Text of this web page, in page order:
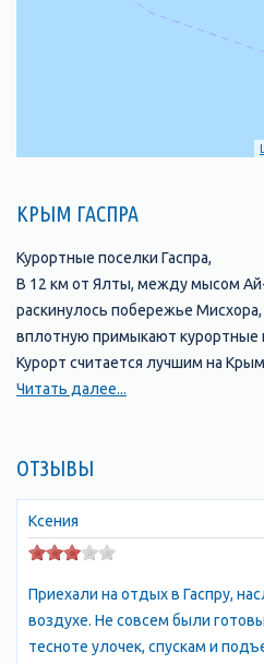
КРЫМ ГАСПРА
Курортные поселки Гаспра,
В 12 км от Ялты, между мысом
раскинулось побережье
вплотную примыкают курортные
Курорт считается лучшим на
результатам исследований
октябре и мае + 16° С. Климат
климат не просто приятным, но и
побережью зеленеют прекрасные
большая в Европе канатная
более 3,5 км и поднимается на
Гаспра-Кореиз, климатический
Читать далее...
ОТЗЫВЫ
Ксения
Приехали на отдых в Гаспру,
воздухе. Не совсем были
тесноте улочек, спускам и